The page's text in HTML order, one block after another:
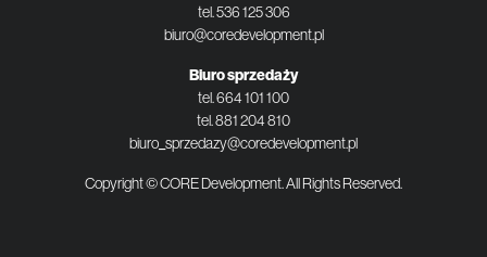
tel.536 125 306
biuro@coredevelopment.pl
Biuro sprzedaży
tel.664 101 100
tel.881 204 810
biuro_sprzedazy@coredevelopment.pl
Copyright © CORE Development. All Rights Reserved.